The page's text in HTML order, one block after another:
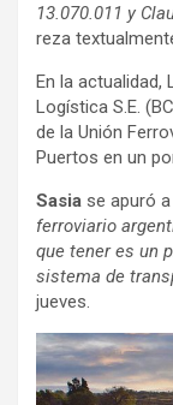
13.070.011 y
reza
En la actualidad,
Logística S.E.
de la Unión
Puertos en un
Sasia se apuró
ferroviario
que tener es un
sistema de
jueves.